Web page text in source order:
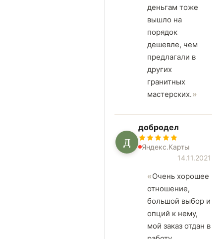
деньгам тоже
вышло на
порядок
дешевле, чем
предлагали в
других
гранитных
мастерских.
Д
добродел
Яндекс.Карты
14.11.2021
Очень хорошее
отношение,
большой выбор и
опций к нему,
мой заказ отдан в